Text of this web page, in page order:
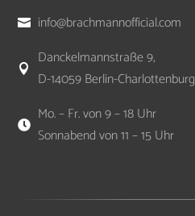
 info@brachmannofficial.com

Danckelmannstraße 9,
D-14059 Berlin-Charlottenburg

Mo. – Fr. von 9 – 18 Uhr
Sonnabend von 11 – 15 Uhr